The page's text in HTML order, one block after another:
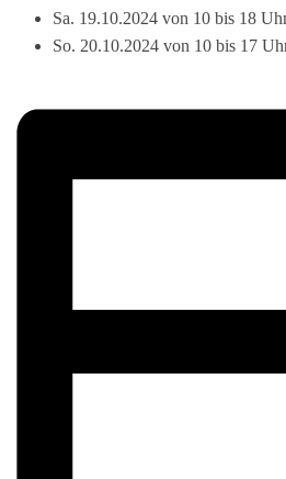
Sa. 19.10.2024 von 10 bis 18
So. 20.10.2024 von 10 bis 17